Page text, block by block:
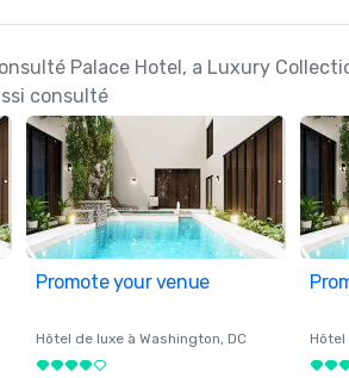
Palace Hotel, a Luxury
consulté
Promote your venue
Hôtel de luxe à Washington, DC Hôtel